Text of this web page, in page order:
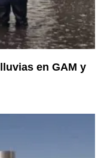
en GAM y